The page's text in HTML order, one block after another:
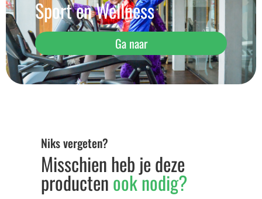
Sport en Wellness
Ga naar
Niks vergeten?
Misschien heb je deze
productenook nodig?